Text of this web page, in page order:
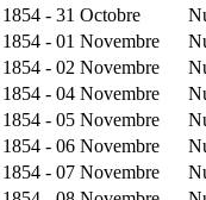
1854 - 31 Octobre
1854 - 01 Novembre
1854 - 02 Novembre
1854 - 04 Novembre
1854 - 05 Novembre
1854 - 06 Novembre
1854 - 07 Novembre